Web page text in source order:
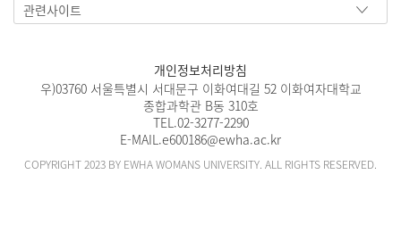
관련사이트
개인정보처리방침
우)03760 서울특별시 서대문구 이화여대길 52 이화여자대학교
종합과학관 B동 310호
TEL.02-3277-2290
E-MAIL.e600186@ewha.ac.kr
COPYRIGHT 2023 BY EWHA WOMANS UNIVERSITY. ALL RIGHTS RESERVED.